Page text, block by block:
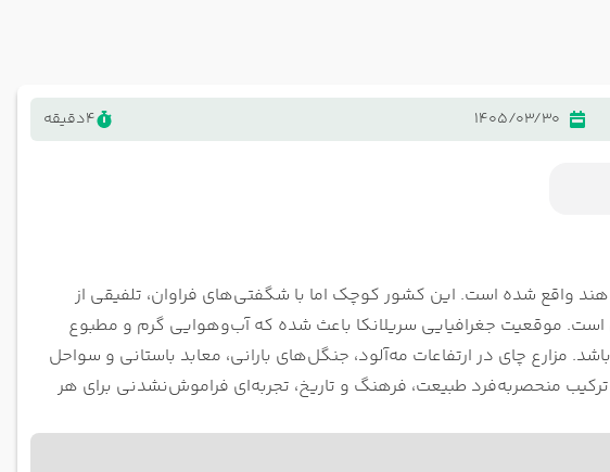
1405/03/30
4دقیقه
هند واقع شده است. این کشور کوچک اما با شگفتی‌های فراوان، تلفیقی از
موقعیت جغرافیایی سریلانکا باعث شده که آب‌وهوایی گرم و مطبوع
چای در ارتفاعات مه‌آلود، جنگل‌های بارانی، معابد باستانی و سواحل
منحصربه‌فرد طبیعت، فرهنگ و تاریخ، تجربه‌ای فراموش‌نشدنی برای هر